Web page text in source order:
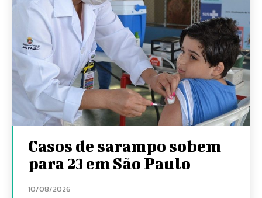
Casos de sarampo sobem
para 23 em São Paulo
10/08/2026